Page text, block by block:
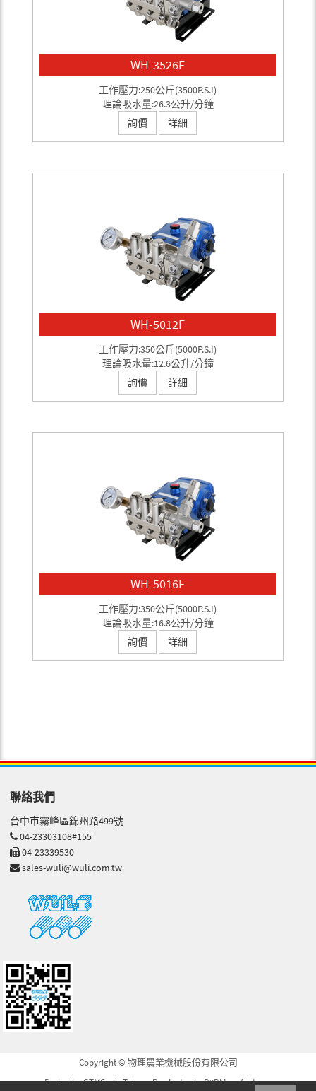
WH-3526F
工作壓力:250公斤(3500P.S.I)
理論吸水量:26.3公升/分鐘
詢價
詳細
WH-5012F
工作壓力:350公斤(5000P.S.I)
理論吸水量:12.6公升/分鐘
詢價
詳細
WH-5016F
工作壓力:350公斤(5000P.S.I)
理論吸水量:16.8公升/分鐘
詢價
詳細
聯絡我們
台中市霧峰區錦州路499號
04-23303108#155
04-23339530
sales-wuli@wuli.com.tw
Copyright © 物理農業機械股份有限公司
Design by GTMC
Taiwan Products B2BManufactures